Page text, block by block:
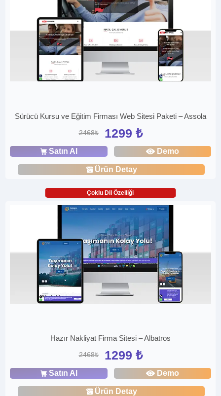
Sürücü Kursu ve Eğitim Firması Web Sitesi Paketi – Assola
2468₺ 1299 ₺
Satın Al Demo
Ürün Detay
Çoklu Dil Özelliği
Hazır Nakliyat Firma Sitesi – Albatros
2468₺ 1299 ₺
Satın Al Demo
Ürün Detay